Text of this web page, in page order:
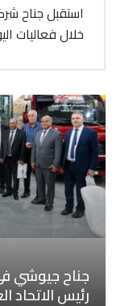
استقبل جناح
خلال فعاليات
رئيس الاتحاد